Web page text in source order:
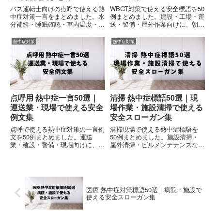
バス運転士向けの点呼で使える熱
中症対策一言をまとめました。水
分補給・睡眠確認・車内温度・体
短文例文を厳選紹介。コピペOK
の安全点呼例文集です。
WBGT対策で使える安全標語を50
例まとめました。建設・工場・運
送・警備・屋外作業向けに、朝
使える暑さ指数対策スローガンを
厳選紹介。コピペOKの実務向け
例文集です。
熱中症対策
点呼用 熱中症一言50選｜
運送業・現場で使える安全
例文集
点呼で使える熱中症対策の一言例
文を50例まとめました。運送
業・建設・警備・現場向けに、点
です。
熱中症対策
清掃 熱中症標語50選｜現
場作業・施設清掃で使える
安全スローガン集
清掃現場で使える熱中症標語を
50例まとめました。施設清掃・
屋外清掃・ビルメンテナンスなど
医療 熱中症対策標語50選｜病院・施設で
使える安全スローガン集